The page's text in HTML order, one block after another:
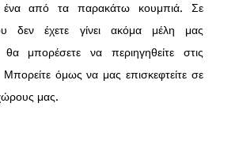
ένα από τα παρακάτω κουμπιά. Σε
δεν έχετε γίνει ακόμα μέλη μας
μπορέσετε να περιηγηθείτε στις
όμως να μας επισκεφτείτε σε
μας.